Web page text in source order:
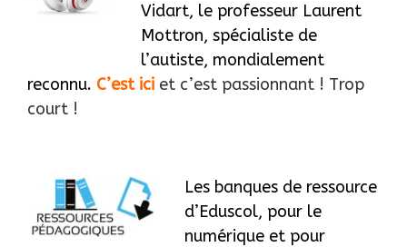
Vidart, le professeur Laurent
Mottron, spécialiste de
l’autiste, mondialement
reconnu. C’est ici et c’est passionnant ! Trop
court !
Les banques de ressource
d’Eduscol, pour le
numérique et pour